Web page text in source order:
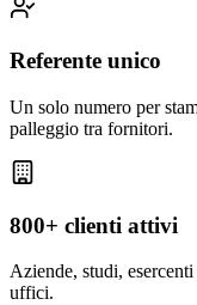
Referente unico
Un solo numero per
palleggio tra fornitori.
800+ clienti attivi
Aziende, studi,
uffici.